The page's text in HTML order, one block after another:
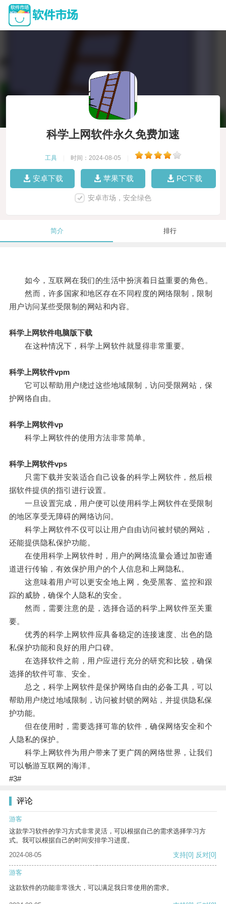
科学上网软件永久免费加速
工具 时间：2024-08-05
安卓下载 苹果下载 PC下载
安卓市场，安全绿色
简介 排行
如今，互联网在我们的生活中扮演着日益重要的角色。
然而，许多国家和地区存在不同程度的网络限制，限制
用户访问某些受限制的网站和内容。
科学上网软件电脑版下载
在这种情况下，科学上网软件就显得非常重要。
科学上网软件vpm
它可以帮助用户绕过这些地域限制，访问受限网站，保
护网络自由。
科学上网软件vp
科学上网软件的使用方法非常简单。
科学上网软件vps
只需下载并安装适合自己设备的科学上网软件，然后根
据软件提供的指引进行设置。
一旦设置完成，用户便可以使用科学上网软件在受限制
的地区享受无障碍的网络访问。
科学上网软件不仅可以让用户自由访问被封锁的网站，
还能提供隐私保护功能。
在使用科学上网软件时，用户的网络流量会通过加密通
道进行传输，有效保护用户的个人信息和上网隐私。
这意味着用户可以更安全地上网，免受黑客、监控和跟
踪的威胁，确保个人隐私的安全。
然而，需要注意的是，选择合适的科学上网软件至关重
要。
优秀的科学上网软件应具备稳定的连接速度、出色的隐
私保护功能和良好的用户口碑。
在选择软件之前，用户应进行充分的研究和比较，确保
选择的软件可靠、安全。
总之，科学上网软件是保护网络自由的必备工具，可以
帮助用户绕过地域限制，访问被封锁的网站，并提供隐私保
护功能。
但在使用时，需要选择可靠的软件，确保网络安全和个
人隐私的保护。
科学上网软件为用户带来了更广阔的网络世界，让我们
可以畅游互联网的海洋。
#3#
评论
游客
这款学习软件的学习方式非常灵活，可以根据自己的需求选择学习方
式。我可以根据自己的时间安排学习进度。
2024-08-05
支持[0] 反对[0]
游客
这款软件的功能非常强大，可以满足我日常使用的需求。